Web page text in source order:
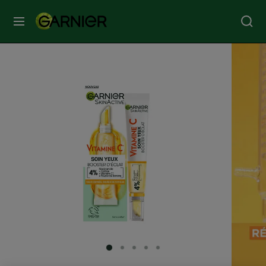
MENU
COLORATION
SLIDE 1
SLIDE 2
SLIDE 3
SLIDE 4
SLIDE 5